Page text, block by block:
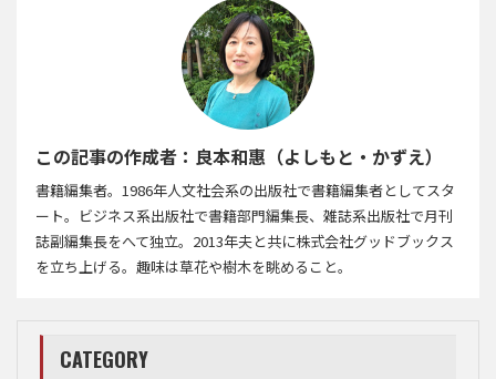
この記事の作成者：良本和惠（よしもと・かずえ）
書籍編集者。1986年人文社会系の出版社で書籍編集者としてスタ
ート。ビジネス系出版社で書籍部門編集長、雑誌系出版社で月刊
誌副編集長をへて独立。2013年夫と共に株式会社グッドブックス
を立ち上げる。趣味は草花や樹木を眺めること。
CATEGORY